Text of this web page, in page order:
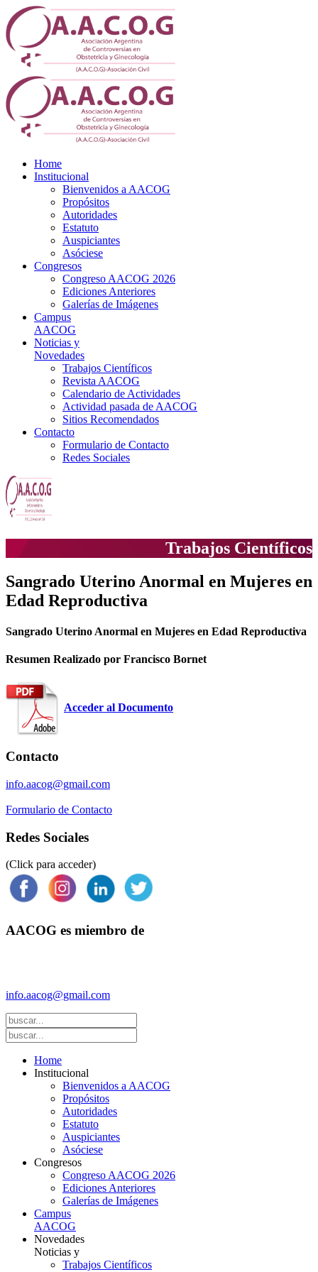
Home
Institucional
Bienvenidos a AACOG
Propósitos
Autoridades
Estatuto
Auspiciantes
Asóciese
Congresos
Congreso AACOG 2026
Ediciones Anteriores
Galerías de Imágenes
Campus
AACOG
Noticias y
Novedades
Trabajos Científicos
Revista AACOG
Calendario de Actividades
Actividad pasada de AACOG
Sitios Recomendados
Contacto
Formulario de Contacto
Redes Sociales
Trabajos Científicos
Sangrado Uterino Anormal en Mujeres en
Edad Reproductiva
Sangrado Uterino Anormal en Mujeres en Edad Reproductiva
Resumen Realizado por Francisco Bornet
Acceder al Documento
Contacto
info.aacog@gmail.com
Formulario de Contacto
Redes Sociales
(Click para acceder)
AACOG es miembro de
info.aacog@gmail.com
Home
Institucional
Bienvenidos a AACOG
Propósitos
Autoridades
Estatuto
Auspiciantes
Asóciese
Congresos
Congreso AACOG 2026
Ediciones Anteriores
Galerías de Imágenes
Campus
AACOG
Novedades
Noticias y
Trabajos Científicos